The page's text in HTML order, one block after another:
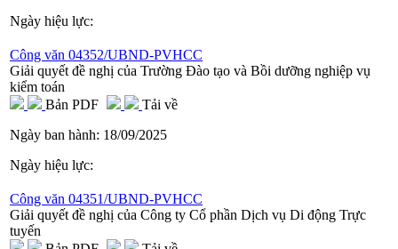
Ngày hiệu lực:
Công văn 04352/UBND-PVHCC
Giải quyết đề nghị của Trường Đào tạo và Bồi dưỡng nghiệp vụ
kiểm toán
Bản PDF
Tải về
Ngày ban hành: 18/09/2025
Ngày hiệu lực:
Công văn 04351/UBND-PVHCC
Giải quyết đề nghị của Công ty Cổ phần Dịch vụ Di động Trực
tuyến